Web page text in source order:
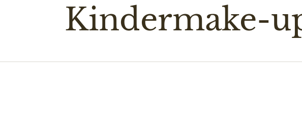
Kindermake-